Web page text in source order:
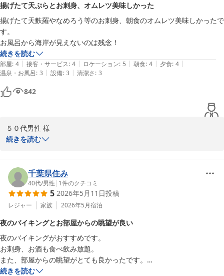
に浜焼きの匂いが上階に上がってくる件については、設備の限界も
あり、改善が難しい部分がございます。ご理解いただけますと幸い
です。今後ともお客様に快適にお過ごしいただけるよう、努力して
まいります。
またのご来館を心よりお待ち申し上げております。
ホテル南海荘
揚げたて天ぷらとお刺身、オムレツ美味しかった
揚げたて天麩羅やなめろう等のお刺身、朝食のオムレツ美味しかったで
す。
お風呂から海岸が見えないのは残念！
続きを読む
部屋: 4 | 接客・サービス: 4 | ロケーション: 5 | 朝食: 4 | 夕食: 4 |
温泉・お風呂: 3 | 設備: 3 | 清潔さ: 3
842
５０代男性 様
す。お食事をお楽しみいただけたとのこと、大変嬉しく思います。
一方で、お風呂からの景観についてはご期待に添えず申し訳ござい
ませんでした。
またのご利用を心よりお待ち申し上げております。
ホテル南海荘
味覚と眺望の宿 ホテル南海荘
2026-06-06
続きを読む
千葉県住み
40代/男性 | 1件のクチコミ
5 2026年5月11日投稿
レジャー 家族 2026年5月宿泊
夜のバイキングとお部屋からの眺望が良い
夜のバイキングがおすすめです。
お刺身、お酒も食べ飲み放題。
また、部屋からの眺望がとても良かったです。
周辺に観光地が少ないのがデメリットかな。
続きを読む